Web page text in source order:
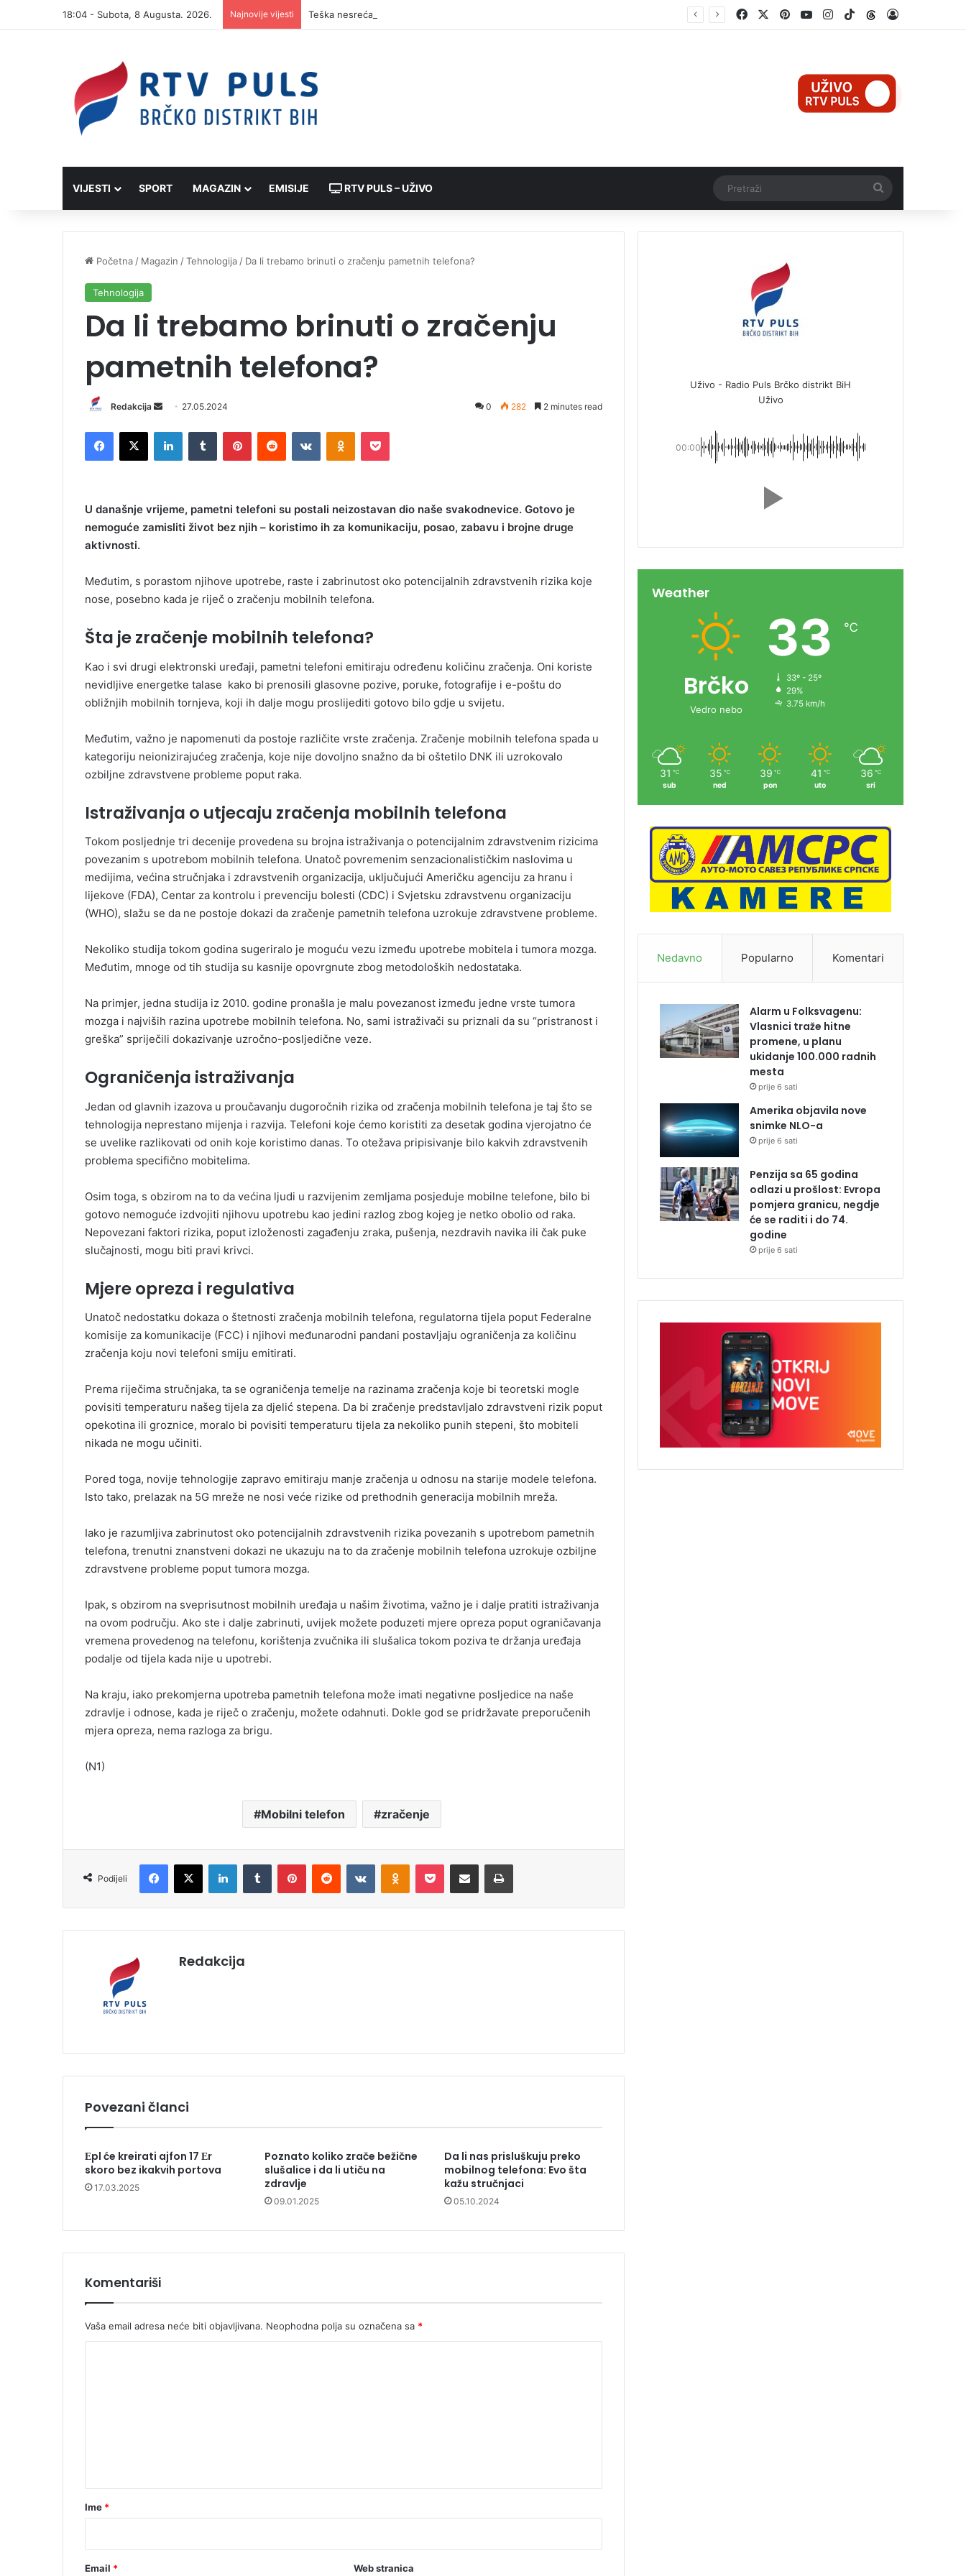
18:04 - Subota, 8 Augusta. 2026. Najnovije vijesti FacebookPinterestYouTubeInstagram
TikTokThreads
VIJESTI SPORT MAGAZIN EMISIJE RTV PULS – UŽIVO
Početna / Magazin /Tehnologija / Da li trebamo brinuti o zračenju pametnih telefona?
Tehnologija
Da li trebamo brinuti o zračenju
pametnih telefona?
Redakcija
n
d
e
m
l
27.05.2024 0 282 2 minutes read
U današnje vrijeme, pametni telefoni su postali neizostavan dio naše svakodnevice. Gotovo je
nemoguće zamisliti život bez njih – koristimo ih za komunikaciju, posao, zabavu i brojne druge
aktivnosti.
Međutim, s porastom njihove upotrebe, raste i zabrinutost oko potencijalnih zdravstvenih rizika koje
nose, posebno kada je riječ o zračenju mobilnih telefona.
Šta je zračenje mobilnih telefona?
Kao i svi drugi elektronski uređaji, pametni telefoni emitiraju određenu količinu zračenja. Oni koriste
nevidljive energetke talase kako bi prenosili glasovne pozive, poruke, fotografije i e-poštu do
obližnjih mobilnih tornjeva, koji ih dalje mogu proslijediti gotovo bilo gdje u svijetu.
Međutim, važno je napomenuti da postoje različite vrste zračenja. Zračenje mobilnih telefona spada u
kategoriju neionizirajućeg zračenja, koje nije dovoljno snažno da bi oštetilo DNK ili uzrokovalo
ozbiljne zdravstvene probleme poput raka.
Istraživanja o utjecaju zračenja mobilnih telefona
Tokom posljednje tri decenije provedena su brojna istraživanja o potencijalnim zdravstvenim rizicima
povezanim s upotrebom mobilnih telefona. Unatoč povremenim senzacionalističkim naslovima u
medijima, većina stručnjaka i zdravstvenih organizacija, uključujući Američku agenciju za hranu i
lijekove (FDA), Centar za kontrolu i prevenciju bolesti (CDC) i Svjetsku zdravstvenu organizaciju
(WHO), slažu se da ne postoje dokazi da zračenje pametnih telefona uzrokuje zdravstvene probleme.
Nekoliko studija tokom godina sugeriralo je moguću vezu između upotrebe mobitela i tumora mozga.
Međutim, mnoge od tih studija su kasnije opovrgnute zbog metodoloških nedostataka.
Na primjer, jedna studija iz 2010. godine pronašla je malu povezanost između jedne vrste tumora
mozga i najviših razina upotrebe mobilnih telefona. No, sami istraživači su priznali da su “pristranost i
greška” spriječili dokazivanje uzročno-posljedične veze.
Ograničenja istraživanja
Jedan od glavnih izazova u proučavanju dugoročnih rizika od zračenja mobilnih telefona je taj što se
tehnologija neprestano mijenja i razvija. Telefoni koje ćemo koristiti za desetak godina vjerojatno će
se uvelike razlikovati od onih koje koristimo danas. To otežava pripisivanje bilo kakvih zdravstvenih
problema specifično mobitelima.
Osim toga, s obzirom na to da većina ljudi u razvijenim zemljama posjeduje mobilne telefone, bilo bi
gotovo nemoguće izdvojiti njihovu upotrebu kao jedini razlog zbog kojeg je netko obolio od raka.
Nepovezani faktori rizika, poput izloženosti zagađenju zraka, pušenja, nezdravih navika ili čak puke
slučajnosti, mogu biti pravi krivci.
Mjere opreza i regulativa
Unatoč nedostatku dokaza o štetnosti zračenja mobilnih telefona, regulatorna tijela poput Federalne
komisije za komunikacije (FCC) i njihovi međunarodni pandani postavljaju ograničenja za količinu
zračenja koju novi telefoni smiju emitirati.
Prema riječima stručnjaka, ta se ograničenja temelje na razinama zračenja koje bi teoretski mogle
povisiti temperaturu našeg tijela za djelić stepena. Da bi zračenje predstavljalo zdravstveni rizik poput
opekotina ili groznice, moralo bi povisiti temperaturu tijela za nekoliko punih stepeni, što mobiteli
nikada ne mogu učiniti.
Pored toga, novije tehnologije zapravo emitiraju manje zračenja u odnosu na starije modele telefona.
Isto tako, prelazak na 5G mreže ne nosi veće rizike od prethodnih generacija mobilnih mreža.
Iako je razumljiva zabrinutost oko potencijalnih zdravstvenih rizika povezanih s upotrebom pametnih
telefona, trenutni znanstveni dokazi ne ukazuju na to da zračenje mobilnih telefona uzrokuje ozbiljne
zdravstvene probleme poput tumora mozga.
Ipak, s obzirom na sveprisutnost mobilnih uređaja u našim životima, važno je i dalje pratiti istraživanja
na ovom području. Ako ste i dalje zabrinuti, uvijek možete poduzeti mjere opreza poput ograničavanja
vremena provedenog na telefonu, korištenja zvučnika ili slušalica tokom poziva te držanja uređaja
podalje od tijela kada nije u upotrebi.
Na kraju, iako prekomjerna upotreba pametnih telefona može imati negativne posljedice na naše
zdravlje i odnose, kada je riječ o zračenju, možete odahnuti. Dokle god se pridržavate preporučenih
mjera opreza, nema razloga za brigu.
(N1)
Mobilni telefon zračenje
Podijeli
Redakcija
Povezani članci
Еpl će kreirati ajfon 17 Еr
skoro bez ikakvih portova
17.03.2025
Poznato koliko zrače bežične
slušalice i da li utiču na
zdravlje
09.01.2025
Da li nas prisluškuju preko
mobilnog telefona: Evo šta
kažu stručnjaci
05.10.2024
Komentariši
Vaša email adresa neće biti objavljivana. Neophodna polja su označena sa *
r
Ime *
Email * Web stranica
Uživo - Radio Puls Brčko distrikt BiH
Uživo
00:00
Weather
Brčko
Vedro nebo
33 ℃
33º - 25º
29%
3.75 km/h
31 ℃
sub
35 ℃
ned
39 ℃
pon
41 ℃
uto
36 ℃
sri
Nedavno Popularno Komentari
Alarm u Folksvagenu:
Vlasnici traže hitne
promene, u planu
ukidanje 100.000 radnih
mesta
prije 6 sati
Amerika objavila nove
snimke NLO-a
prije 6 sati
Penzija sa 65 godina
odlazi u prošlost: Evropa
pomjera granicu, negdje
će se raditi i do 74.
godine
prije 6 sati